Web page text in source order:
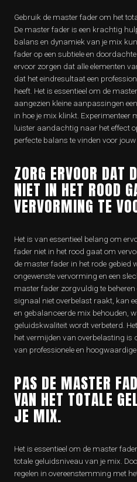
Gebruik de master fader om het
De master fader is een krachtig
balans en dynamiek van je mix
fader op een subtiele en
ervoor zorgen dat alle elementen
dat het eindresultaat een
heeft. Het is essentieel om de
aangezien kleine aanpassingen
in hoe je mix klinkt. Experimenteer
luister aandachtig naar het effect
perfecte balans te vinden voor
ZORG ERVOOR DAT
NIET IN HET ROOD
VERVORMING TE
Het is van essentieel belang om
fader niet in het rood gaat om
de master fader in het rode gebied
ongewenste vervorming en een
master fader zorgvuldig te
signaal niet overbelast raakt, kan
en gebalanceerde mix behouden,
geluidskwaliteit wordt verbeterd.
het vermijden van overbelasting
van professionele en
PAS DE MASTER
VAN HET TOTALE
JE MIX.
Het is essentieel om de master
totale geluidsniveau van je mix.
regelen in overeenstemming met